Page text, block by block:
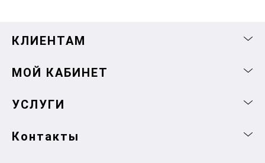
КЛИЕНТАМ
МОЙ КАБИНЕТ
УСЛУГИ
Контакты